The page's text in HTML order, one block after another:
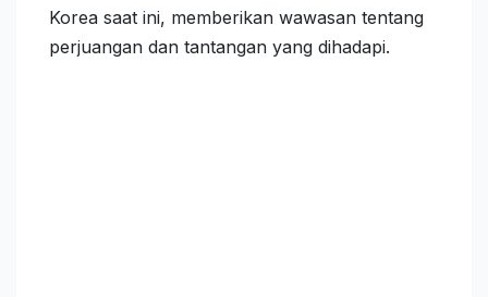
Korea saat ini, memberikan wawasan tentang
perjuangan dan tantangan yang dihadapi.